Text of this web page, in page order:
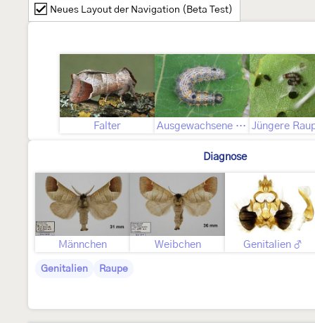
Neues Layout der Navigation (Beta Test)
Falter Ausgewachsene Raupe
Diagnose
Männchen Weibchen Genitalien ♂
Genitalien Raupe